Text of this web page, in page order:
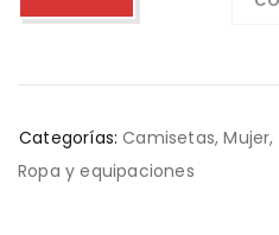
Categorías: Camisetas,Mujer,
Ropa y equipaciones